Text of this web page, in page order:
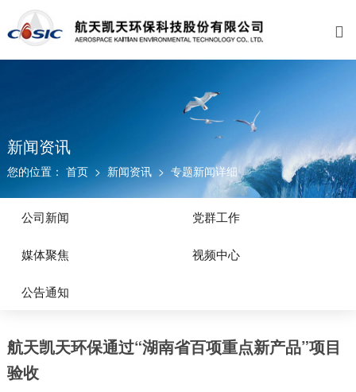
关于我们
发展历程
企业文化
联系我们
业务范围
大气环境治理
固废处理
环境修复
工业园区环保管家
电子废弃物资源化
新闻资讯
媒体聚焦
视频中心
公告通知
招贤纳士

新闻资讯
您的位置： 首页 > 新闻资讯 > 专题新闻详细
公司新闻 党群工作
媒体聚焦 视频中心
公告通知
航天凯天环保通过“湖南省百项重点新产品”项目
验收